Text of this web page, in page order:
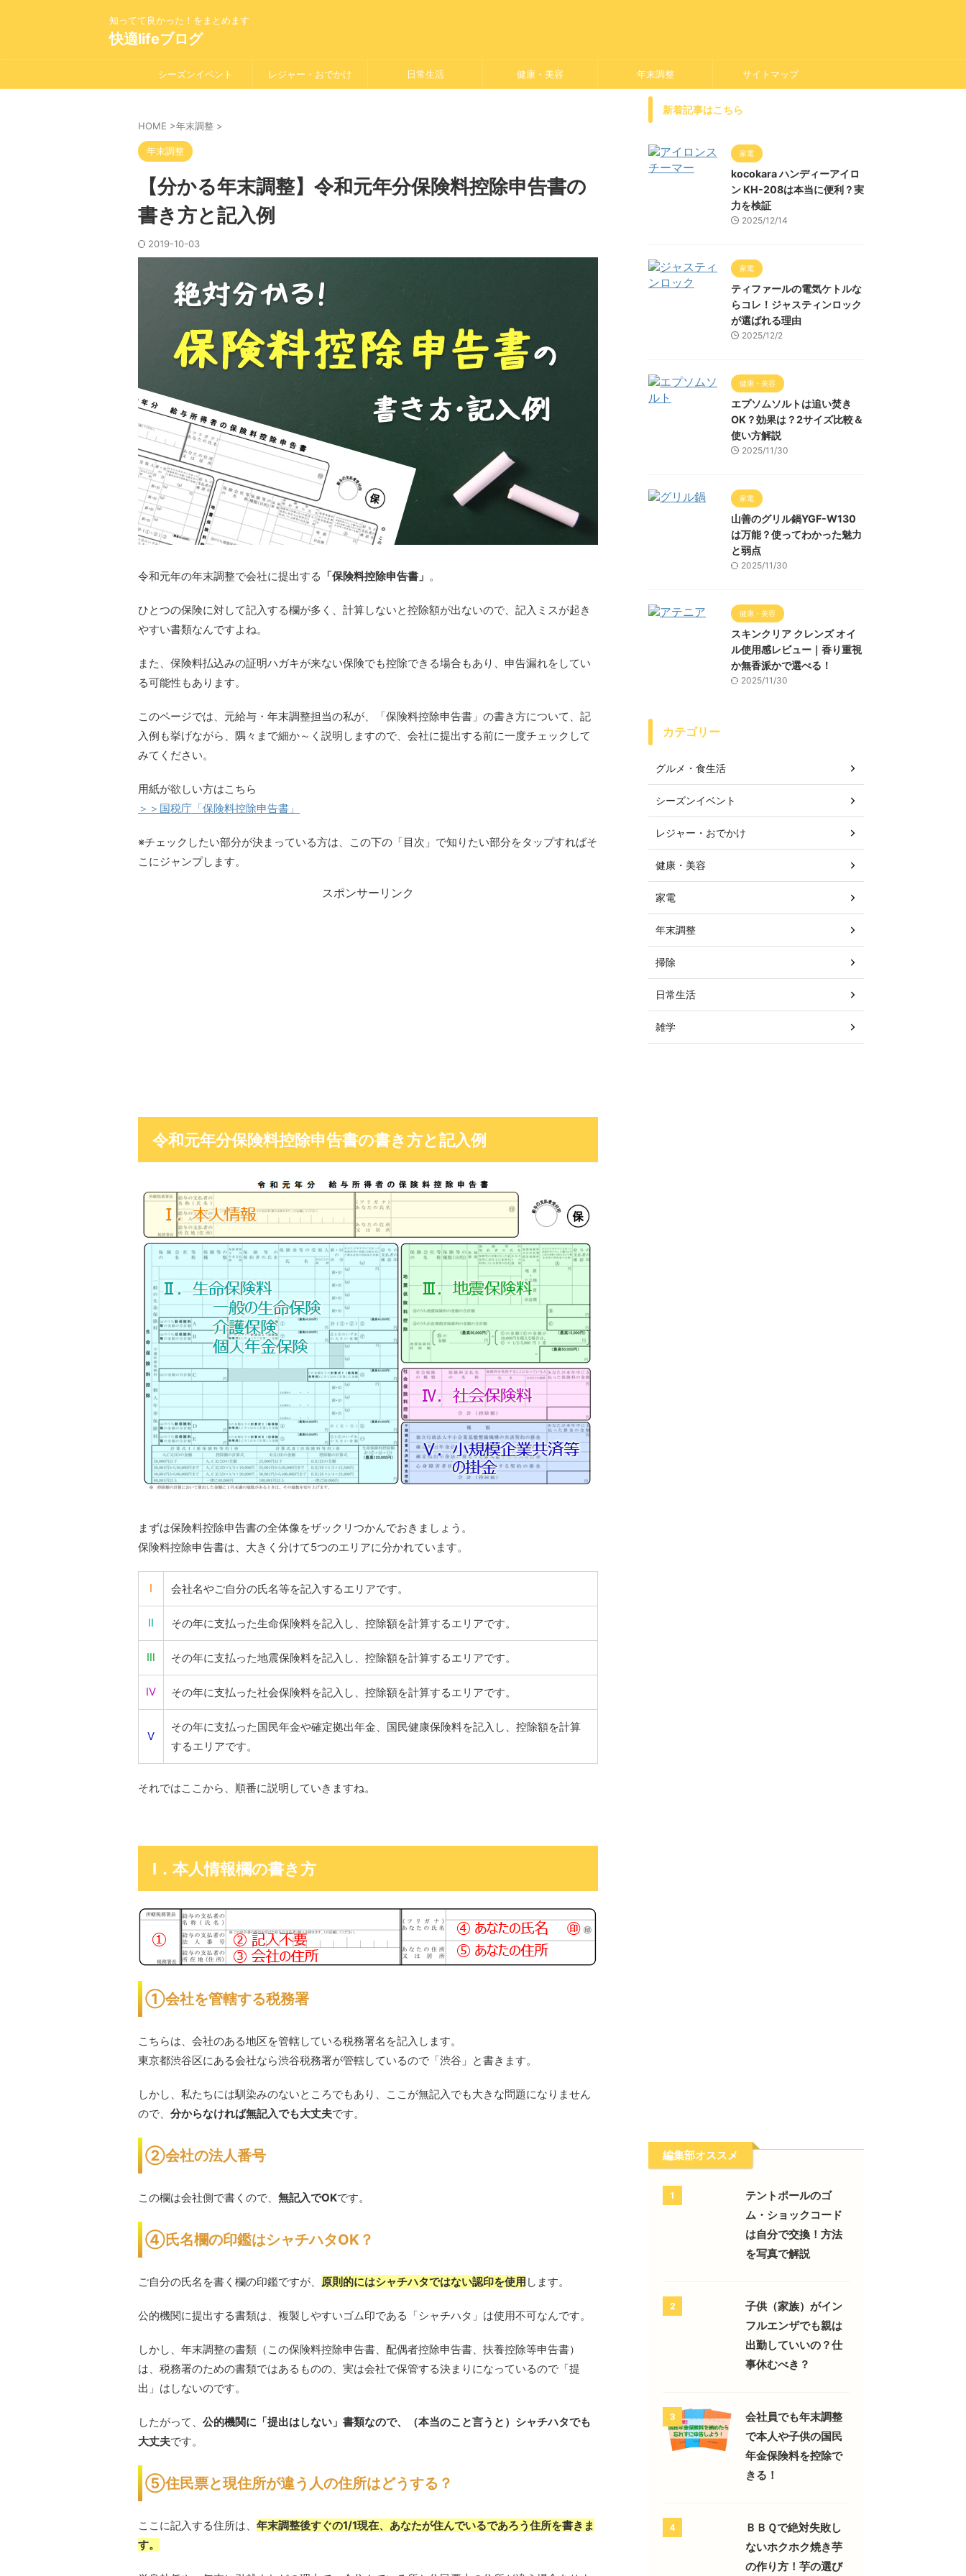
知ってて良かった！をまとめます
快適lifeブログ
シーズンイベント レジャー・おでかけ 日常生活 健康・美容 年末調整 サイトマップ
HOME >年末調整 >
年末調整
【分かる年末調整】令和元年分保険料控除申告書の
書き方と記入例
2019-10-03
令和元年の年末調整で会社に提出する 「保険料控除申告書」 。
ひとつの保険に対して記入する欄が多く、計算しないと控除額が出ないので、記入ミスが起き
やすい書類なんですよね。
また、保険料払込みの証明ハガキが来ない保険でも控除できる場合もあり、申告漏れをしてい
る可能性もあります。
このページでは、元給与・年末調整担当の私が、「保険料控除申告書」の書き方について、記
入例も挙げながら、隅々まで細か～く説明しますので、会社に提出する前に一度チェックして
みてください。
用紙が欲しい方はこちら
＞＞国税庁「保険料控除申告書」
※チェックしたい部分が決まっている方は、この下の「目次」で知りたい部分をタップすればそ
こにジャンプします。
スポンサーリンク
令和元年分保険料控除申告書の書き方と記入例
まずは保険料控除申告書の全体像をザックリつかんでおきましょう。
保険料控除申告書は、大きく分けて5つのエリアに分かれています。
Ⅰ 会社名やご自分の氏名等を記入するエリアです。
Ⅱ その年に支払った生命保険料を記入し、控除額を計算するエリアです。
Ⅲ その年に支払った地震保険料を記入し、控除額を計算するエリアです。
Ⅳ その年に支払った社会保険料を記入し、控除額を計算するエリアです。
Ⅴ
その年に支払った国民年金や確定拠出年金、国民健康保険料を記入し、控除額を計算
するエリアです。
それではここから、順番に説明していきますね。
Ⅰ．本人情報欄の書き方
①会社を管轄する税務署
こちらは、会社のある地区を管轄している税務署名を記入します。
東京都渋谷区にある会社なら渋谷税務署が管轄しているので「渋谷」と書きます。
しかし、私たちには馴染みのないところでもあり、ここが無記入でも大きな問題になりません
ので、 分からなければ無記入でも大丈夫です。
②会社の法人番号
この欄は会社側で書くので、 無記入でOKです。
④氏名欄の印鑑はシャチハタOK？
ご自分の氏名を書く欄の印鑑ですが、 原則的にはシャチハタではない認印を使用 します。
公的機関に提出する書類は、複製しやすいゴム印である「シャチハタ」は使用不可なんです。
しかし、年末調整の書類（この保険料控除申告書、配偶者控除申告書、扶養控除等申告書）
は、税務署のための書類ではあるものの、実は会社で保管する決まりになっているので「提
出」はしないのです。
したがって、 公的機関に「提出はしない」書類なので、（本当のこと言うと）シャチハタでも
大丈夫です。
⑤住民票と現住所が違う人の住所はどうする？
ここに記入する住所は、 年末調整後すぐの1/1現在、あなたが住んでいるであろう住所を書きま
す。
新着記事はこちら
家電
kocokara ハンディーアイロ
ン KH-208は本当に便利？実
力を検証
2025/12/14
家電
ティファールの電気ケトルな
らコレ！ジャスティンロック
が選ばれる理由
2025/12/2
健康・美容
エプソムソルトは追い焚き
OK？効果は？2サイズ比較＆
使い方解説
2025/11/30
家電
山善のグリル鍋YGF-W130
は万能？使ってわかった魅力
と弱点
2025/11/30
健康・美容
スキンクリア クレンズ オイ
ル使用感レビュー｜香り重視
か無香派かで選べる！
2025/11/30
カテゴリー
グルメ・食生活
シーズンイベント
レジャー・おでかけ
健康・美容
家電
年末調整
掃除
日常生活
雑学
編集部オススメ
1
テントポールのゴ
ム・ショックコード
は自分で交換！方法
を写真で解説
2
子供（家族）がイン
フルエンザでも親は
出勤していいの？仕
事休むべき？
3
会社員でも年末調整
で本人や子供の国民
年金保険料を控除で
きる！
4
ＢＢＱで絶対失敗し
ないホクホク焼き芋
の作り方！芋の選び